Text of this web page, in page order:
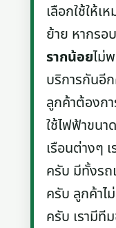
เลือกใช้ให้
ย้าย หากรอ
รากน้อยไม่
บริการกันอี
ลูกค้าต้องกา
ใช้ไฟฟ้าขน
เรือนต่างๆ
ครับ มีทั้งร
ครับ ลูกค้าไ
ครับ เรามีที